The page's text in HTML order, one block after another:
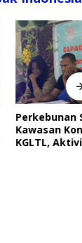
Sawit Kepung
SM
Desak